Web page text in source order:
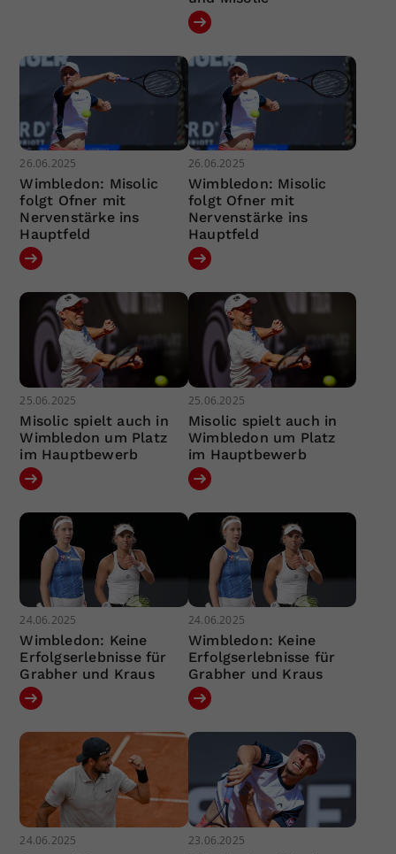
26.06.2025
Wimbledon: Misolic
folgt Ofner mit
Nervenstärke ins
Hauptfeld
26.06.2025
Wimbledon: Misolic
folgt Ofner mit
Nervenstärke ins
Hauptfeld
25.06.2025
Misolic spielt auch in
Wimbledon um Platz
im Hauptbewerb
25.06.2025
Misolic spielt auch in
Wimbledon um Platz
im Hauptbewerb
24.06.2025
Wimbledon: Keine
Erfolgserlebnisse für
Grabher und Kraus
24.06.2025
Wimbledon: Keine
Erfolgserlebnisse für
Grabher und Kraus
24.06.2025 23.06.2025